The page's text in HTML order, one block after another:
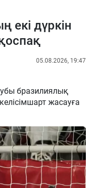
екі дүркін
05.08.2026, 19:47
бразилиялық
жасауға